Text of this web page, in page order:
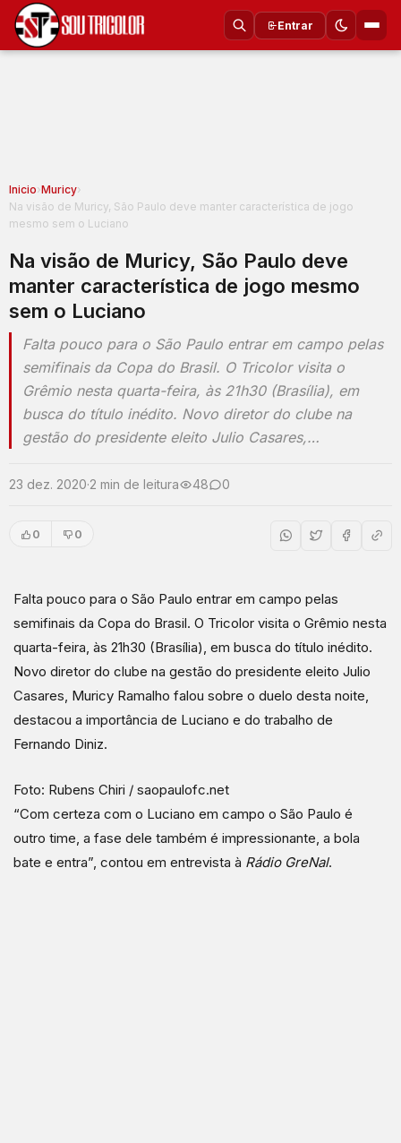
Entrar
Inicio›Muricy›
Na visão de Muricy, São Paulo deve manter característica de jogo
mesmo sem o Luciano
Na visão de Muricy, São Paulo deve
manter característica de jogo mesmo
sem o Luciano
Falta pouco para o São Paulo entrar em campo pelas
semifinais da Copa do Brasil. O Tricolor visita o
Grêmio nesta quarta-feira, às 21h30 (Brasília), em
busca do título inédito. Novo diretor do clube na
gestão do presidente eleito Julio Casares,…
23 dez. 2020·2 min de leitura 48 0
0 0
Falta pouco para o São Paulo entrar em campo pelas
semifinais da Copa do Brasil. O Tricolor visita o Grêmio nesta
quarta-feira, às 21h30 (Brasília), em busca do título inédito.
Novo diretor do clube na gestão do presidente eleito Julio
Casares, Muricy Ramalho falou sobre o duelo desta noite,
destacou a importância de Luciano e do trabalho de
Fernando Diniz.
Foto: Rubens Chiri / saopaulofc.net
“Com certeza com o Luciano em campo o São Paulo é
outro time, a fase dele também é impressionante, a bola
bate e entra”, contou em entrevista à Rádio GreNal.